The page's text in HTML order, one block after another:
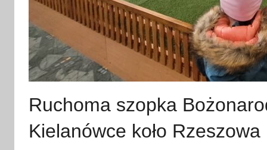
Ruchoma szopka
Kielanówce koło Rzeszowa